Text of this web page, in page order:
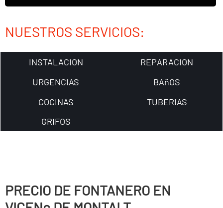
NUESTROS SERVICIOS:
INSTALACION
REPARACION
URGENCIAS
BAñOS
COCINAS
TUBERIAS
GRIFOS
PRECIO DE FONTANERO EN